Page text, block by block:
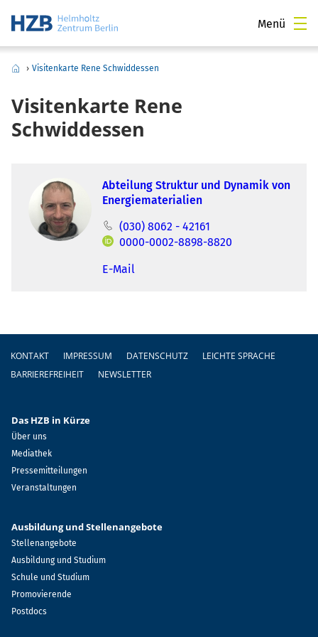
Menü
› Visitenkarte Rene Schwiddessen
Visitenkarte Rene
Schwiddessen
Abteilung Struktur und Dynamik von
Energiematerialien
(030) 8062 - 42161
0000-0002-8898-8820
E-Mail
Fußzeile
KONTAKT IMPRESSUM DATENSCHUTZ
LEICHTE SPRACHE
BARRIEREFREIHEIT
NEWSLETTER
Das HZB in Kürze
Über uns
Mediathek
Pressemitteilungen
Veranstaltungen
Ausbildung und Stellenangebote
Stellenangebote
Ausbildung und Studium
Schule und Studium
Promovierende
Postdocs